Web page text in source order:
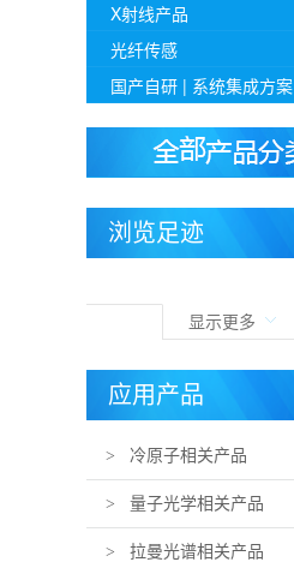
X射线产品
光纤传感
国产自研 | 系统集成方案
浏览足迹
显示更多
应用产品
> 冷原子相关产品
> 量子光学相关产品
> 拉曼光谱相关产品